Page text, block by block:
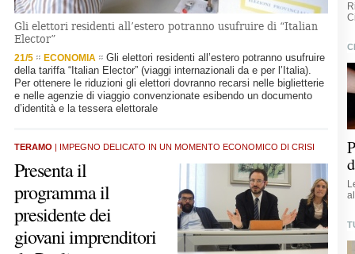
Gli elettori residenti all’estero potranno usufruire di “Italian
Elector”
21/5 ECONOMIA
Gli elettori residenti all’estero potranno usufruire
della tariffa “Italian Elector” (viaggi internazionali da e per l’Italia).
Per ottenere le riduzioni gli elettori dovranno recarsi nelle biglietterie
e nelle agenzie di viaggio convenzionate esibendo un documento
d’identità e la tessera elettorale
TERAMO | IMPEGNO DELICATO IN UN MOMENTO ECONOMICO DI CRISI
Presenta il
programma il
presidente dei
giovani imprenditori